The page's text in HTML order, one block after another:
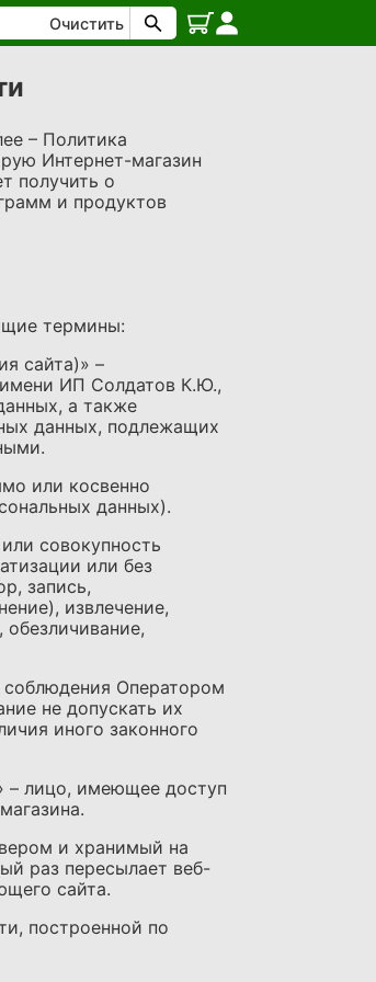
Очистить
– Политика
Интернет-магазин
получить о
и продуктов
термины:
сайта)» –
ИП Солдатов К.Ю.,
а также
данных, подлежащих
или косвенно
данных).
совокупность
или без
запись,
извлечение,
обезличивание,
соблюдения Оператором
не допускать их
иного законного
– лицо, имеющее доступ
и хранимый на
раз пересылает веб-
сайта.
построенной по